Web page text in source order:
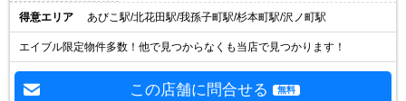
得意エリア あびこ駅/北花田駅/我孫子町駅/杉本町駅/沢ノ町駅
エイブル限定物件多数！他で見つからなくも当店で見つかります！
この店舗に問合せる 無料